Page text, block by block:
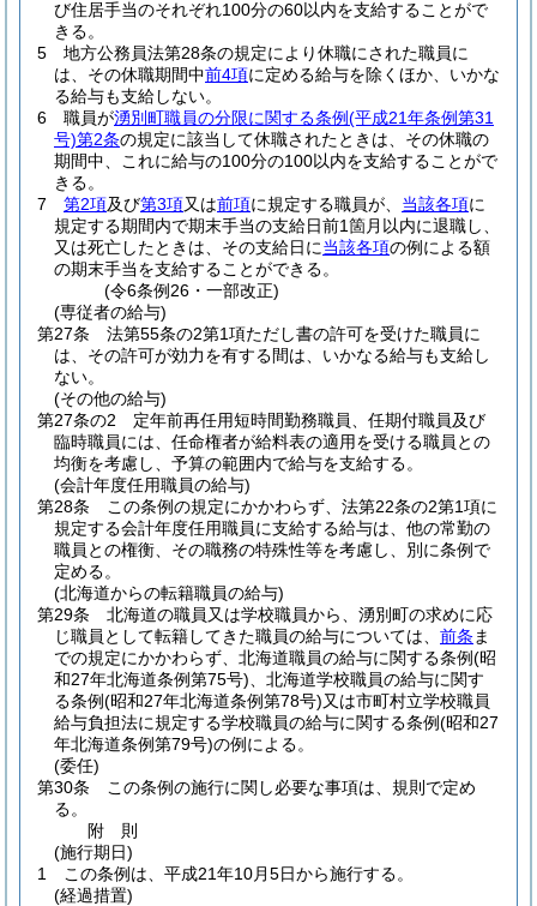
び住居手当のそれぞれ100分の60以内を支給することがで
きる。
5
地方公務員法第28条の規定により休職にされた職員に
は、その休職期間中前4項に定める給与を除くほか、いかな
る給与も支給しない。
6
職員が湧別町職員の分限に関する条例(平成21年条例第31
号)第2条の規定に該当して休職されたときは、その休職の
期間中、これに給与の100分の100以内を支給することがで
きる。
7
第2項及び第3項又は前項に規定する職員が、 当該各項に
規定する期間内で期末手当の支給日前1箇月以内に退職し、
又は死亡したときは、その支給日に当該各項の例による額
の期末手当を支給することができる。
(令6条例26・一部改正)
(専従者の給与)
第27条
法第55条の2第1項ただし書の許可を受けた職員に
は、その許可が効力を有する間は、いかなる給与も支給し
ない。
(その他の給与)
第27条の2
定年前再任用短時間勤務職員、任期付職員及び
臨時職員には、任命権者が給料表の適用を受ける職員との
均衡を考慮し、予算の範囲内で給与を支給する。
(会計年度任用職員の給与)
第28条
この条例の規定にかかわらず、法第22条の2第1項に
規定する会計年度任用職員に支給する給与は、他の常勤の
職員との権衡、その職務の特殊性等を考慮し、別に条例で
定める。
(北海道からの転籍職員の給与)
第29条
北海道の職員又は学校職員から、湧別町の求めに応
じ職員として転籍してきた職員の給与については、 前条 ま
での規定にかかわらず、北海道職員の給与に関する条例(昭
和27年北海道条例第75号) 、北海道学校職員の給与に関す
る条例(昭和27年北海道条例第78号)又は市町村立学校職員
給与負担法に規定する学校職員の給与に関する条例(昭和27
年北海道条例第79号)の例による。
(委任)
第30条
この条例の施行に関し必要な事項は、規則で定め
る。
附 則
(施行期日)
1
この条例は、平成21年10月5日から施行する。
(経過措置)